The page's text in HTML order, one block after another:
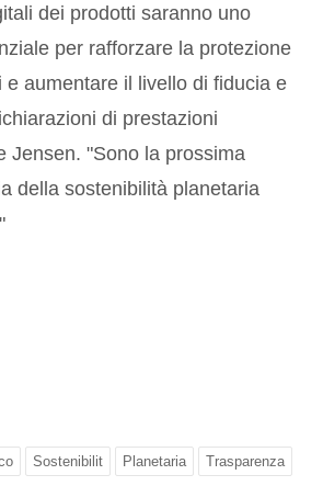
dei prodotti saranno uno
per rafforzare la protezione
e aumentare il livello di fiducia e
di prestazioni
Jensen. "Sono la prossima
della sostenibilità planetaria
Sostenibilit Planetaria Trasparenza